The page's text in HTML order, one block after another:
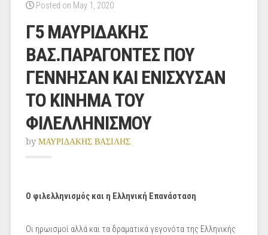
Posted on May 1, 2020
Γ5 ΜΑΥΡΙΔΑΚΗΣ
ΒΑΣ.ΠΑΡΑΓΟΝΤΕΣ ΠΟΥ
ΓΕΝΝΗΣΑΝ ΚΑΙ ΕΝΙΣΧΥΣΑΝ
ΤΟ ΚΙΝΗΜΑ ΤΟΥ
ΦΙΛΕΛΛΗΝΙΣΜΟΥ
by ΜΑΥΡΙΔΑΚΗΣ ΒΑΣΙΛΗΣ
Ο φιλελληνισμός και η Ελληνική Επανάσταση
Οι ηρωισμοί αλλά και τα δραματικά γεγονότα της Ελληνικής